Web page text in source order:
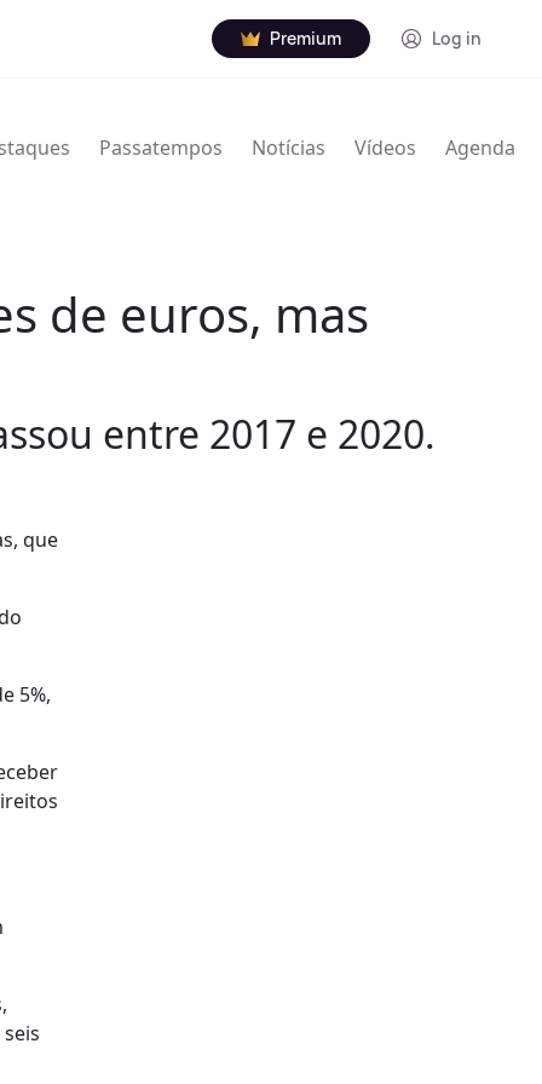
Premium Log in
Passatempos Notícias Vídeos Agenda
de euros, mas
entre 2017 e 2020.
que
5%,